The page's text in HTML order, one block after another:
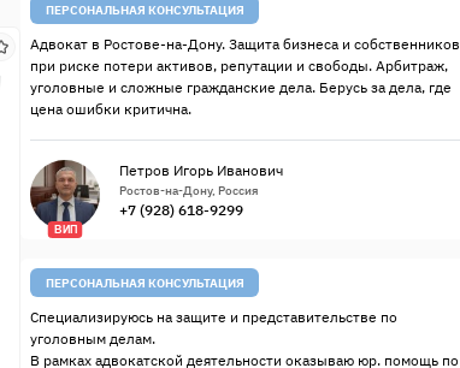
ПЕРСОНАЛЬНАЯ КОНСУЛЬТАЦИЯ
Адвокат в Ростове-на-Дону. Защита бизнеса и собственников
при риске потери активов, репутации и свободы. Арбитраж,
уголовные и сложные гражданские дела. Берусь за дела, где
цена ошибки критична.
ВИП
Петров Игорь Иванович
Ростов-на-Дону, Россия
+7 (928) 618-9299
ПЕРСОНАЛЬНАЯ КОНСУЛЬТАЦИЯ
Специализируюсь на защите и представительстве по
уголовным делам.
В рамках адвокатской деятельности оказываю юр. помощь по